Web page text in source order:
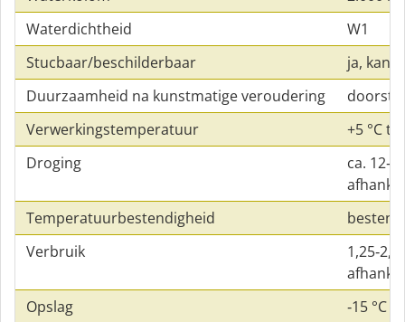
Waterdichtheid
W1
Stucbaar/beschilderbaar
ja, kan
Duurzaamheid na kunstmatige veroudering
Verwerkingstemperatuur
+5 °C
Droging
ca.
Temperatuurbestendigheid
Verbruik
Opslag
‑15 °C